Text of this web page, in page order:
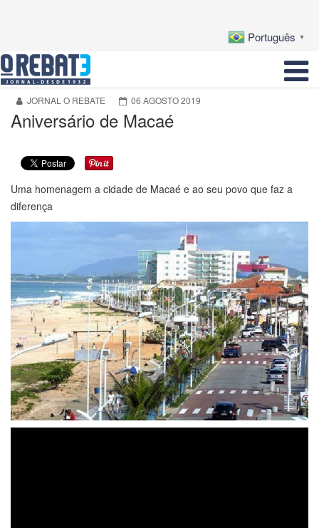
Português ▼
JORNAL O REBATE 06 AGOSTO 2019
Aniversário de Macaé
Uma homenagem a cidade de Macaé e ao seu povo que faz a
diferença